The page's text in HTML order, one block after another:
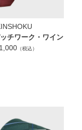
チワーク・ワイン
（税込）